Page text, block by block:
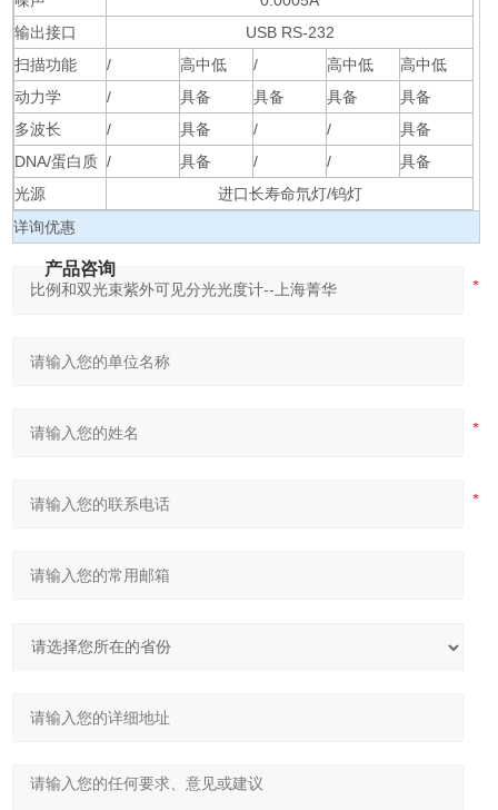
输出接口
USB RS-232
扫描功能
/ 高中低 / 高中低
高中低
动力学
/ 具备 具备 具备
具备
多波长
/ 具备 / /
具备
DNA/蛋白质 / 具备 / /
具备
光源
进口长寿命氘灯/钨灯
详询优惠
产品咨询